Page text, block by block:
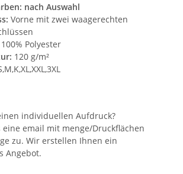
nach Auswahl
Vorne mit zwei waagerechten
100% Polyester
120 g/m²
individuellen Aufdruck?
eine email mit menge/Druckflächen
zu. Wir erstellen Ihnen ein
Angebot.